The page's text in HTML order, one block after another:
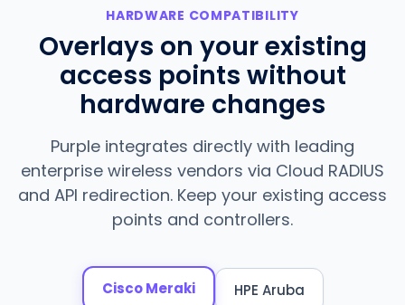
HARDWARE COMPATIBILITY
Overlays on your existing
access points without
hardware changes
Purple integrates directly with leading
enterprise wireless vendors via Cloud RADIUS
and API redirection. Keep your existing access
points and controllers.
Cisco Meraki HPE Aruba